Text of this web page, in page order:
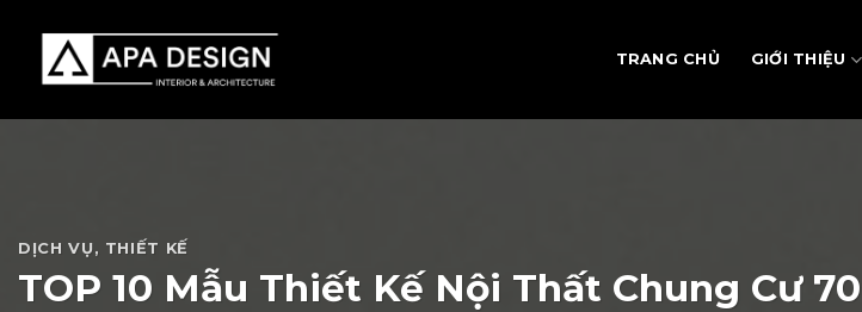
content
TRANG CHỦ GIỚI THIỆU
DỊCH VỤ, THIẾT KẾ
TOP 10 Mẫu Thiết Kế Nội Thất Chung Cư